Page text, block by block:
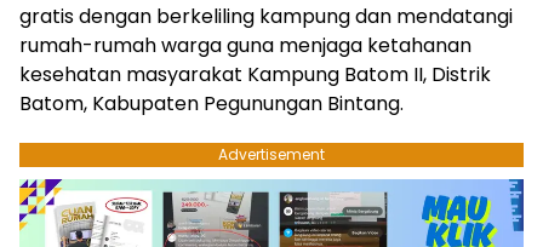
gratis dengan berkeliling kampung dan mendatangi
rumah-rumah warga guna menjaga ketahanan
kesehatan masyarakat Kampung Batom II, Distrik
Batom, Kabupaten Pegunungan Bintang.
Advertisement